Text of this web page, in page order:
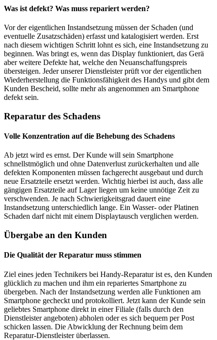
Was ist defekt? Was muss repariert werden?
Vor der eigentlichen Instandsetzung müssen der Schaden (und
eventuelle Zusatzschäden) erfasst und katalogisiert werden. Erst
nach diesem wichtigen Schritt lohnt es sich, eine Instandsetzung zu
beginnen. Was bringt es, wenn das Display funktioniert, das Gerä
aber weitere Defekte hat, welche den Neuanschaffungspreis
übersteigen. Jeder unserer Dienstleister prüft vor der eigentlichen
Wiederherstellung die Funktionsfähigkeit des Handys und gibt dem
Kunden Bescheid, sollte mehr als angenommen am Smartphone
defekt sein.
Reparatur des Schadens
Volle Konzentration auf die Behebung des Schadens
Ab jetzt wird es ernst. Der Kunde will sein Smartphone
schnellstmöglich und ohne Datenverlust zurückerhalten und alle
defekten Komponenten müssen fachgerecht ausgebaut und durch
neue Ersatzteile ersetzt werden. Wichtig hierbei ist auch, dass alle
gängigen Ersatzteile auf Lager liegen um keine unnötige Zeit zu
verschwenden. Je nach Schwierigkeitsgrad dauert eine
Instandsetzung unterschiedlich lange. Ein Wasser- oder Platinen
Schaden darf nicht mit einem Displaytausch verglichen werden.
Übergabe an den Kunden
Die Qualität der Reparatur muss stimmen
Ziel eines jeden Technikers bei Handy-Reparatur ist es, den Kunden
glücklich zu machen und ihm ein repariertes Smartphone zu
übergeben. Nach der Instandsetzung werden alle Funktionen am
Smartphone gecheckt und protokolliert. Jetzt kann der Kunde sein
geliebtes Smartphone direkt in einer Filiale (falls durch den
Dienstleister angeboten) abholen oder es sich bequem per Post
schicken lassen. Die Abwicklung der Rechnung beim dem
Reparatur-Dienstleister überlassen.